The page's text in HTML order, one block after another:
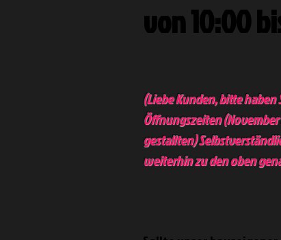
von 10:00
(Liebe Kunden, bitte haben
Öffnungszeiten
gestallten)
weiterhin zu den oben